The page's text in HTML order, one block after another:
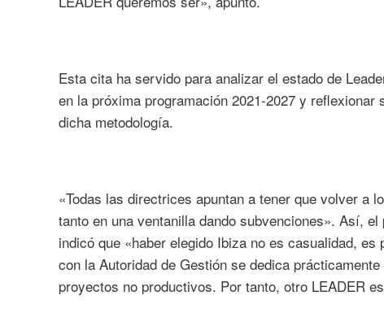
Esta cita ha servido para analizar el estado de
en la próxima programación 2021-2027 y
dicha metodología.
«Todas las directrices apuntan a tener que volver a
tanto en una ventanilla dando subvenciones». Así,
indicó que «haber elegido Ibiza no es casualidad,
con la Autoridad de Gestión se dedica
proyectos no productivos. Por tanto, otro LEADER